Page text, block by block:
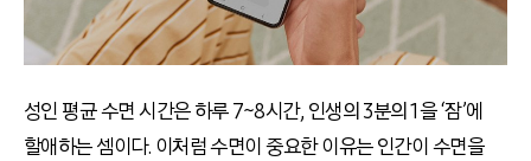
성인 평균 수면 시간은 하루7~8시간, 인생의 3분의1을‘잠’에
할애하는 셈이다. 이처럼 수면이 중요한 이유는 인간이 수면을